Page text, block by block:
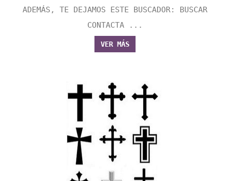
ADEMÁS, TE DEJAMOS ESTE BUSCADOR: BUSCAR
CONTACTA ...
VER MÁS